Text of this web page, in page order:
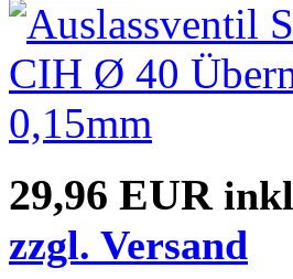
29,96 EUR
zzgl. Versand